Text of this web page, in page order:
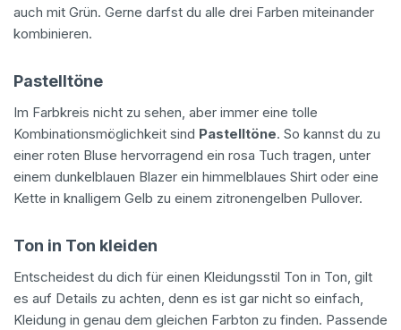
auch mit Grün. Gerne darfst du alle drei Farben miteinander
kombinieren.
Pastelltöne
Im Farbkreis nicht zu sehen, aber immer eine tolle
Kombinationsmöglichkeit sind Pastelltöne. So kannst du zu
einer roten Bluse hervorragend ein rosa Tuch tragen, unter
einem dunkelblauen Blazer ein himmelblaues Shirt oder eine
Kette in knalligem Gelb zu einem zitronengelben Pullover.
Ton in Ton kleiden
Entscheidest du dich für einen Kleidungsstil Ton in Ton, gilt
es auf Details zu achten, denn es ist gar nicht so einfach,
Kleidung in genau dem gleichen Farbton zu finden. Passende